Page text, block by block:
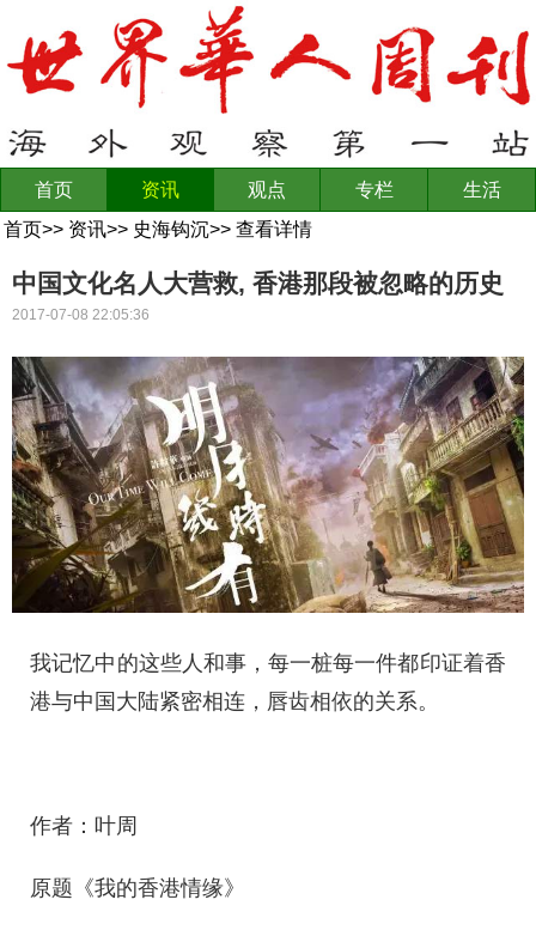
首页 资讯 观点 专栏
生活
首页>> 资讯>> 史海钩沉>> 查看详情
中国文化名人大营救, 香港那段被忽略的历史
2017-07-08 22:05:36
我记忆中的这些人和事，每一桩每一件都印证着香
港与中国大陆紧密相连，唇齿相依的关系。
作者：叶周
原题《我的香港情缘》